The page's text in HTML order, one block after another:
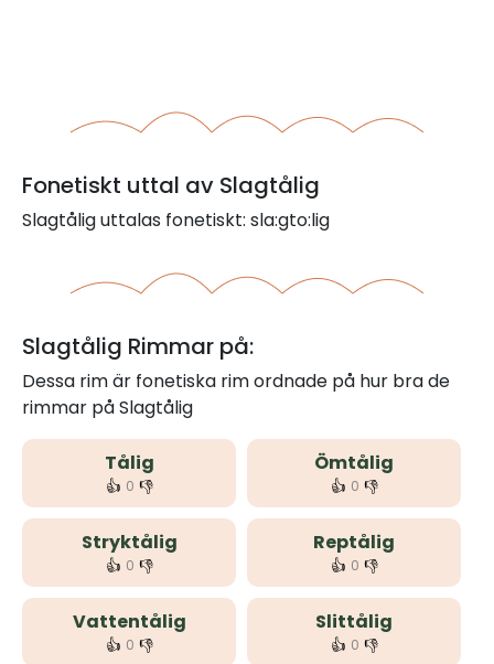
Fonetiskt uttal av Slagtålig
Slagtålig uttalas fonetiskt: sla:gto:lig
Slagtålig Rimmar på:
Dessa rim är fonetiska rim ordnade på hur bra de
rimmar på Slagtålig
Tålig
👍 0 👎
Ömtålig
👍 0 👎
Stryktålig
👍 0 👎
Reptålig
👍 0 👎
Vattentålig
👍 0 👎
Slittålig
👍 0 👎